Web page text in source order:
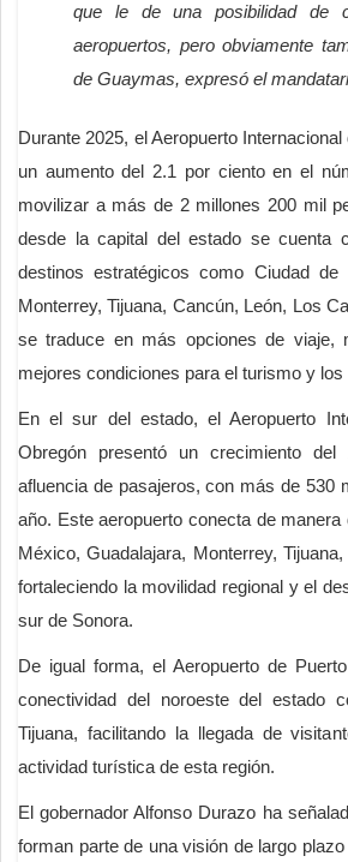
que le de una posibilidad de
aeropuertos, pero obviamente
de Guaymas, expresó el
Durante 2025, el Aeropuerto
un aumento del 2.1 por ciento en el
movilizar a más de 2 millones 200 mil
desde la capital del estado se cuenta
destinos estratégicos como Ciudad de
Monterrey, Tijuana, Cancún, León, Los
se traduce en más opciones de viaje,
mejores condiciones para el turismo y los
En el sur del estado, el Aeropuerto
Obregón presentó un crecimiento
afluencia de pasajeros, con más de 530
año. Este aeropuerto conecta de
México, Guadalajara, Monterrey,
fortaleciendo la movilidad regional y el
sur de Sonora.
De igual forma, el Aeropuerto de
conectividad del noroeste del estado
Tijuana, facilitando la llegada de
actividad turística de esta región.
El gobernador Alfonso Durazo ha
forman parte de una visión de largo